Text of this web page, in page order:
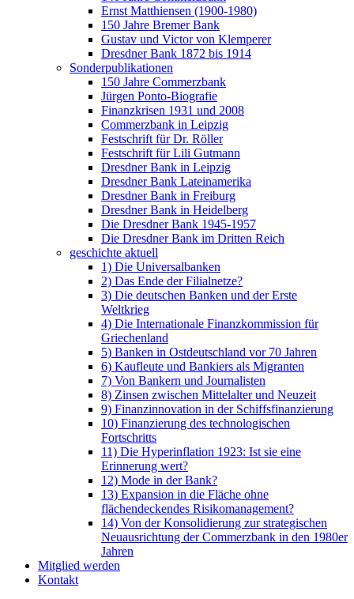
Ernst Matthiensen (1900-1980)
150 Jahre Bremer Bank
Gustav und Victor von Klemperer
Dresdner Bank 1872 bis 1914
Sonderpublikationen
150 Jahre Commerzbank
Jürgen Ponto-Biografie
Finanzkrisen 1931 und 2008
Commerzbank in Leipzig
Festschrift für Dr. Röller
Festschrift für Lili Gutmann
Dresdner Bank in Leipzig
Dresdner Bank Lateinamerika
Dresdner Bank in Freiburg
Dresdner Bank in Heidelberg
Die Dresdner Bank 1945-1957
Die Dresdner Bank im Dritten Reich
geschichte aktuell
1) Die Universalbanken
2) Das Ende der Filialnetze?
3) Die deutschen Banken und der Erste
Weltkrieg
4) Die Internationale Finanzkommission für
Griechenland
5) Banken in Ostdeutschland vor 70 Jahren
6) Kaufleute und Bankiers als Migranten
7) Von Bankern und Journalisten
8) Zinsen zwischen Mittelalter und Neuzeit
9) Finanzinnovation in der Schiffsfinanzierung
10) Finanzierung des technologischen
Fortschritts
11) Die Hyperinflation 1923: Ist sie eine
Erinnerung wert?
12) Mode in der Bank?
13) Expansion in die Fläche ohne
flächendeckendes Risikomanagement?
14) Von der Konsolidierung zur strategischen
Neuausrichtung der Commerzbank in den 1980er
Jahren
Mitglied werden
Kontakt